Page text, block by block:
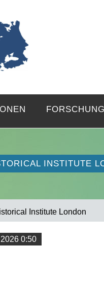
INSTITUTE
Institute London
0:50